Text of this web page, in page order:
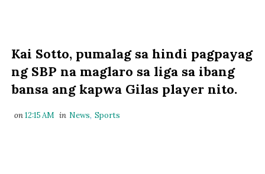
Kai Sotto, pumalag sa hindi pagpayag
ng SBP na maglaro sa liga sa ibang
bansa ang kapwa Gilas player nito.
on12:15 AM in News, Sports